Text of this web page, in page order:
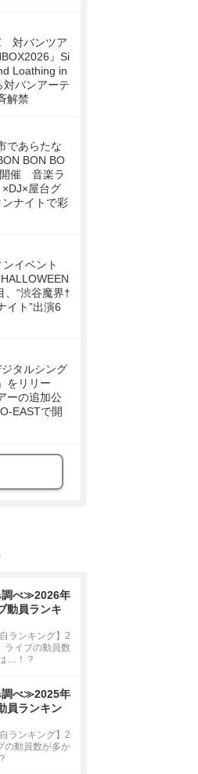
対バンツア
』Si
Loathing in
対バンアーテ
解禁
であらたな
BON BO
催 音楽ラ
屋台グ
ナイトで彩
イベント
HALLOWEEN
、“渋谷魔界†
イト”出演6
タルシング
をリリー
ーの追加公
EASTで開
べ≫2026年
動員ランキ
ランキング】2
ライブの動員数
…！？
べ≫2025年
員ランキン
ランキング】2
の動員数が多か